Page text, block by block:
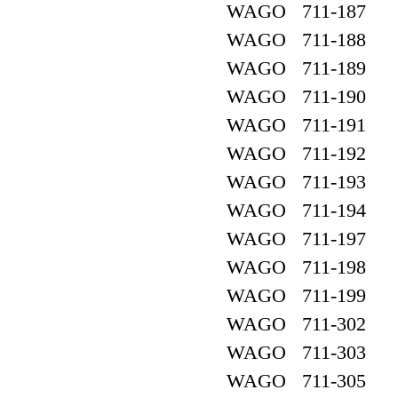
WAGO 711-187
WAGO 711-188
WAGO 711-189
WAGO 711-190
WAGO 711-191
WAGO 711-192
WAGO 711-193
WAGO 711-194
WAGO 711-197
WAGO 711-198
WAGO 711-199
WAGO 711-302
WAGO 711-303
WAGO 711-305